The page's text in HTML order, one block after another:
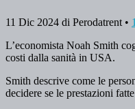
11 Dic 2024 di Perodatrent •
L’economista Noah Smith
costi dalla sanità in USA.
Smith descrive come le
decidere se le prestazioni